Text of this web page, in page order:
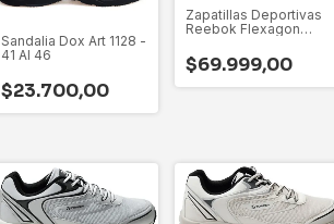
Sandalia Dox Art 1128 -
41 Al 46
$23.700,00
Zapatillas Deportivas
Reebok Flexagon
$69.999,00